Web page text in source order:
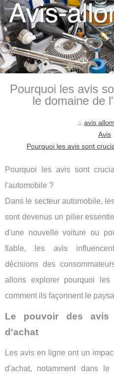
Pourquoi les avis
le domaine de
avis
Avis
Pourquoi les avis sont
Pourquoi les avis sont
l'automobile ?
Dans le secteur automobile,
sont devenus un pilier
d'une nouvelle voiture ou
fiable, les avis
décisions des
allons explorer pourquoi
comment ils façonnent le
Le pouvoir des
d'achat
Les avis en ligne ont un
d'achat, notamment dans le